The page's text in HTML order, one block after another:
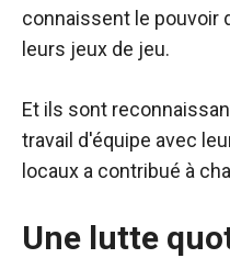
connaissent le pouvoir
leurs jeux de jeu.
Et ils sont
travail d'équipe avec
locaux a contribué à
Une lutte